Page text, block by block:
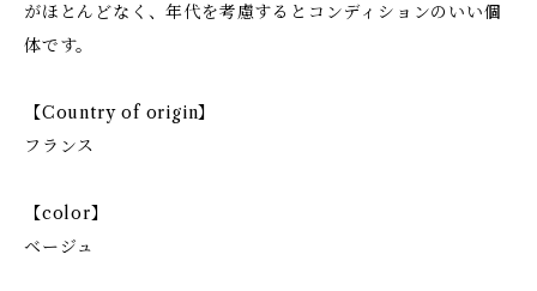
がほとんどなく、年代を考慮するとコンディションのいい個
体です。
【Country of origin】
フランス
【color】
ベージュ